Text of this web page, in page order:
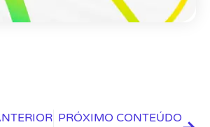
PRÓXIMO CONTEÚDO